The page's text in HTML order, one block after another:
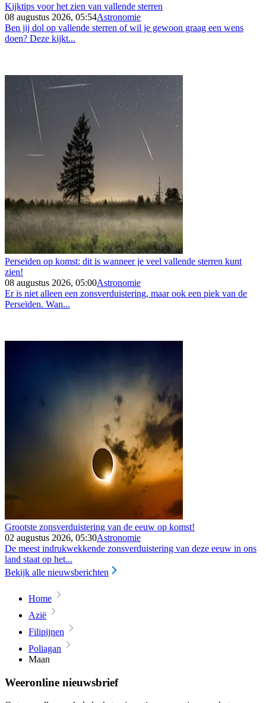
Kijktips voor het zien van vallende sterren
08 augustus 2026, 05:54Astronomie
Ben jij dol op vallende sterren of wil je gewoon graag een wens
doen? Deze kijkt...
Perseïden op komst: dit is wanneer je veel vallende sterren kunt
zien!
08 augustus 2026, 05:00Astronomie
Er is niet alleen een zonsverduistering, maar ook een piek van de
Perseïden. Wan...
Grootste zonsverduistering van de eeuw op komst!
02 augustus 2026, 05:30Astronomie
De meest indrukwekkende zonsverduistering van deze eeuw in ons
land staat op het...
Bekijk alle nieuwsberichten
Home
Azië
Filipijnen
Poliagan
Maan
Weeronline nieuwsbrief